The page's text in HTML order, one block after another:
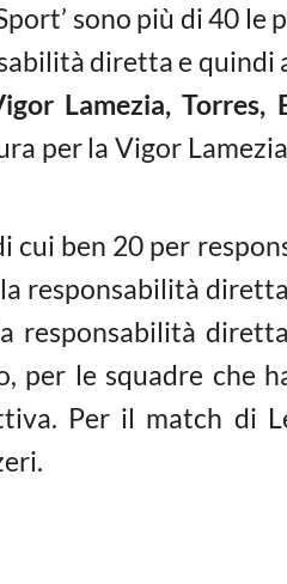
sono più di 40
diretta e quindi
Lamezia, Torres,
per la Vigor
cui ben 20 per
la responsabilità
responsabilità
per le squadre che
Per il match di